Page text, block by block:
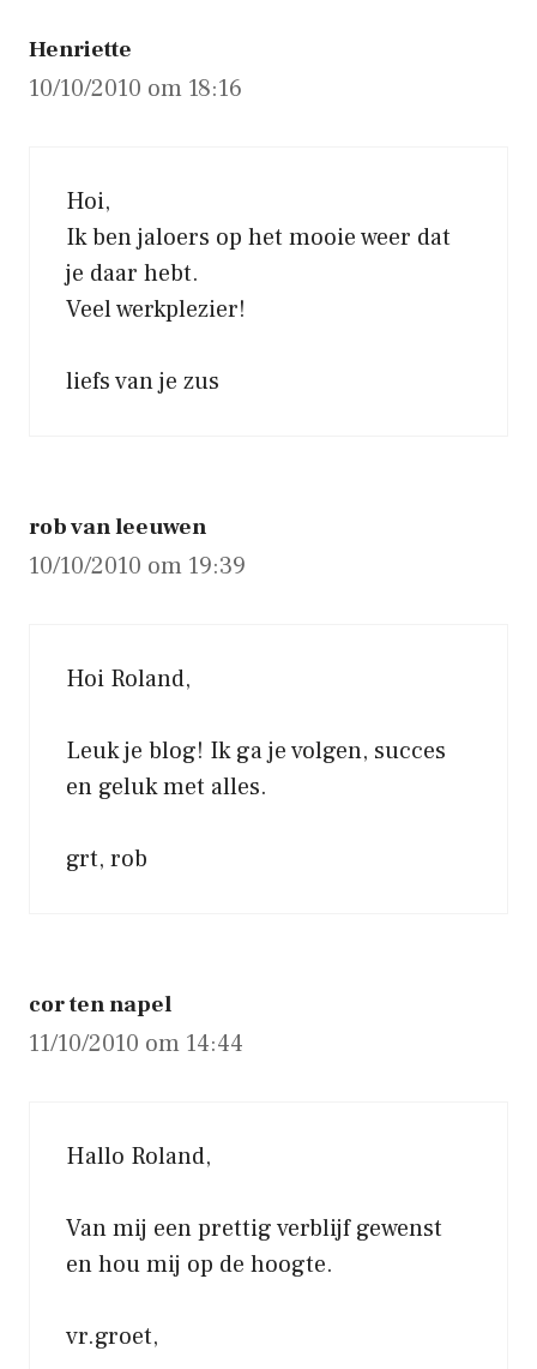
Henriette
10/10/2010 om 18:16
Hoi,
Ik ben jaloers op het mooie weer dat
je daar hebt.
Veel werkplezier!
liefs van je zus
rob van leeuwen
10/10/2010 om 19:39
Hoi Roland,
Leuk je blog! Ik ga je volgen, succes
en geluk met alles.
grt, rob
cor ten napel
11/10/2010 om 14:44
Hallo Roland,
Van mij een prettig verblijf gewenst
en hou mij op de hoogte.
vr.groet,